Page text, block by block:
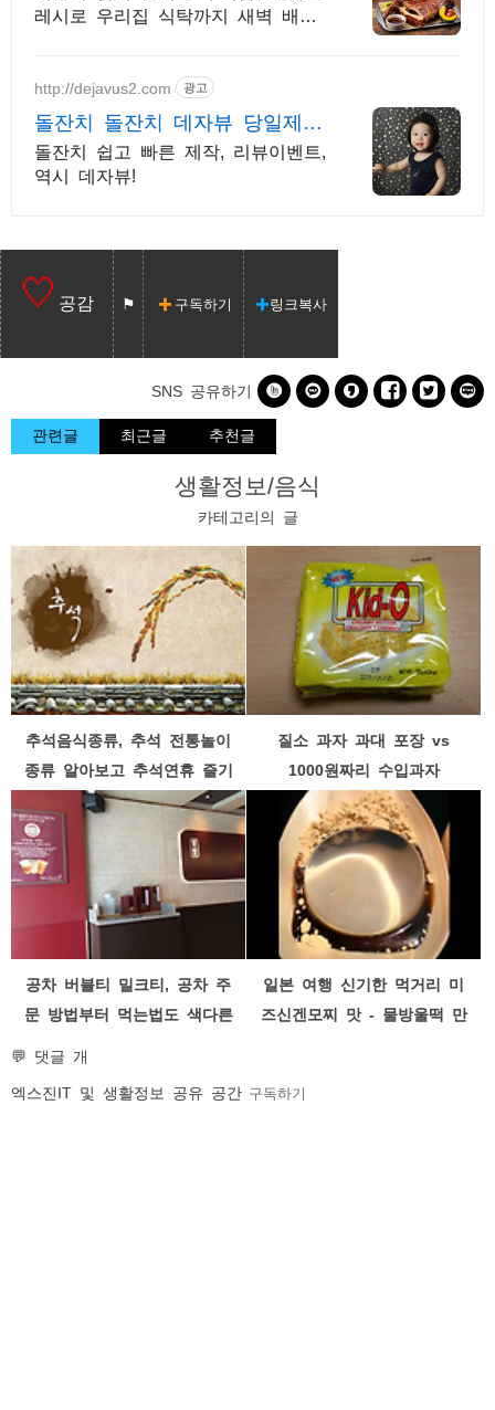
레시로 우리집 식탁까지 새벽 배송!
http://dejavus2.com 광고
돌잔치 돌잔치 데자뷰 당일제작
초스피드 고퀄영상
돌잔치 쉽고 빠른 제작, 리뷰이벤트,
역시 데자뷰!
공감 구독하기 링크복사
SNS 공유하기      
관련글 최근글 추천글
생활정보/음식
카테고리의 글
추석음식종류, 추석 전통놀이
종류 알아보고 추석연휴 즐기
기
질소 과자 과대 포장 vs
1000원짜리 수입과자
공차 버블티 밀크티, 공차 주
문 방법부터 먹는법도 색다른
일본 여행 신기한 먹거리 미
즈신겐모찌 맛 - 물방울떡 만
💬 댓글 개
엑스진 IT 및 생활정보 공유 공간 구독하기